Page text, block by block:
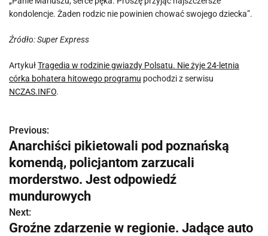
kondolencje. Żaden rodzic nie powinien chować swojego dziecka”.
Źródło: Super Express
ArtykułTragedia w rodzinie gwiazdy Polsatu. Nie żyje 24-letnia
córka bohatera hitowego programu pochodzi z serwisu
NCZAS.INFO.
N
a
w
i
g
Previous:
Anarchiści pikietowali pod poznańską
komendą, policjantom zarzucali
morderstwo. Jest odpowiedź
mundurowych
Next:
Groźne zdarzenie w regionie. Jadące auto